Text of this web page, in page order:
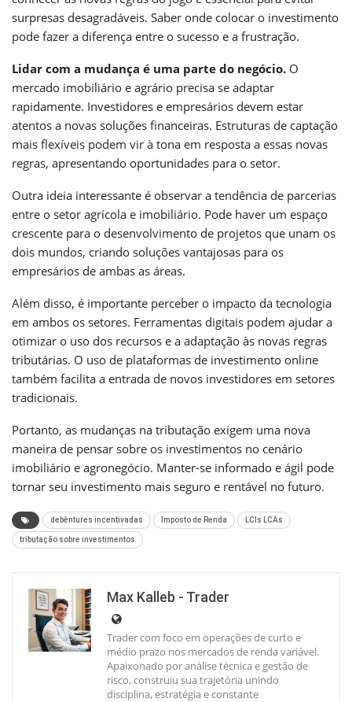
surpresas desagradáveis. Saber onde colocar o investimento
pode fazer a diferença entre o sucesso e a frustração.
Lidar com a mudança é uma parte do negócio. O
mercado imobiliário e agrário precisa se adaptar
rapidamente. Investidores e empresários devem estar
atentos a novas soluções financeiras. Estruturas de captação
mais flexíveis podem vir à tona em resposta a essas novas
regras, apresentando oportunidades para o setor.
Outra ideia interessante é observar a tendência de parcerias
entre o setor agrícola e imobiliário. Pode haver um espaço
crescente para o desenvolvimento de projetos que unam os
dois mundos, criando soluções vantajosas para os
empresários de ambas as áreas.
Além disso, é importante perceber o impacto da tecnologia
em ambos os setores. Ferramentas digitais podem ajudar a
otimizar o uso dos recursos e a adaptação às novas regras
tributárias. O uso de plataformas de investimento online
também facilita a entrada de novos investidores em setores
tradicionais.
Portanto, as mudanças na tributação exigem uma nova
maneira de pensar sobre os investimentos no cenário
imobiliário e agronegócio. Manter-se informado e ágil pode
tornar seu investimento mais seguro e rentável no futuro.
debêntures incentivadas Imposto de Renda LCIs LCAs
tributação sobre investimentos
Max Kalleb - Trader
Trader com foco em operações de curto e
médio prazo nos mercados de renda variável.
Apaixonado por análise técnica e gestão de
risco, construiu sua trajetória unindo
disciplina, estratégia e constante